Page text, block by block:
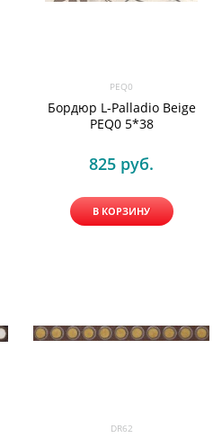
PEQ0
Бордюр L-Palladio Beige
PEQ0 5*38
825 руб.
В КОРЗИНУ
DR62